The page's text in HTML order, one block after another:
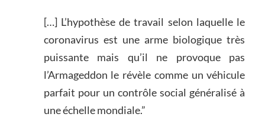
[…] L’hypothèse de travail selon laquelle le
coronavirus est une arme biologique très
puissante mais qu’il ne provoque pas
l’Armageddon le révèle comme un véhicule
parfait pour un contrôle social généralisé à
une échelle mondiale.”